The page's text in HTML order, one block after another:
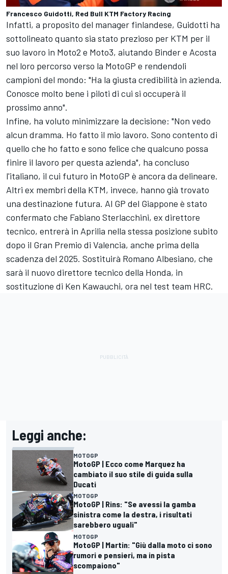
Francesco Guidotti, Red Bull KTM Factory Racing
Infatti, a proposito del manager finlandese, Guidotti ha
sottolineato quanto sia stato prezioso per KTM per il
suo lavoro in Moto2 e Moto3, aiutando Binder e Acosta
nel loro percorso verso la MotoGP e rendendoli
campioni del mondo: "Ha la giusta credibilità in azienda.
Conosce molto bene i piloti di cui si occuperà il
prossimo anno".
Infine, ha voluto minimizzare la decisione: "Non vedo
alcun dramma. Ho fatto il mio lavoro. Sono contento di
quello che ho fatto e sono felice che qualcuno possa
finire il lavoro per questa azienda", ha concluso
l'italiano, il cui futuro in MotoGP è ancora da delineare.
Altri ex membri della KTM, invece, hanno già trovato
una destinazione futura. Al GP del Giappone è stato
confermato che Fabiano Sterlacchini, ex direttore
tecnico, entrerà in Aprilia nella stessa posizione subito
dopo il Gran Premio di Valencia, anche prima della
scadenza del 2025. Sostituirà Romano Albesiano, che
sarà il nuovo direttore tecnico della Honda, in
sostituzione di Ken Kawauchi, ora nel test team HRC.
Leggi anche:
MOTOGP
MotoGP | Ecco come Marquez ha
cambiato il suo stile di guida sulla
Ducati
MOTOGP
MotoGP | Rins: "Se avessi la gamba
sinistra come la destra, i risultati
sarebbero uguali"
MOTOGP
MotoGP | Martin: "Giù dalla moto ci sono
rumori e pensieri, ma in pista
scompaiono"